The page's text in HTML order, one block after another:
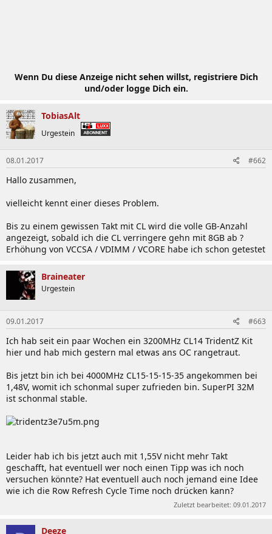
Wenn Du diese Anzeige nicht sehen willst, registriere Dich
und/oder logge Dich ein.
TobiasAlt
Urgestein
08.01.2017 #662
Hallo zusammen,
vielleicht kennt einer dieses Problem.
Bis zu einem gewissen Takt mit CL wird die volle GB-Anzahl
angezeigt, sobald ich die CL verringere gehn mit 8GB ab ?
Erhöhung von VCCSA / VDIMM / VCORE habe ich schon getestet
Braineater
Urgestein
09.01.2017 #663
Ich hab seit ein paar Wochen ein 3200MHz CL14 TridentZ Kit
hier und hab mich gestern mal etwas ans OC rangetraut.
Bis jetzt bin ich bei 4000MHz CL15-15-15-35 angekommen bei
1,48V, womit ich schonmal super zufrieden bin. SuperPI 32M
ist schonmal stable.
Leider hab ich bis jetzt auch mit 1,55V nicht mehr Takt
geschafft, hat eventuell wer noch einen Tipp was ich noch
versuchen könnte? Hat eventuell auch noch jemand eine Idee
wie ich die Row Refresh Cycle Time noch drücken kann?
Zuletzt bearbeitet: 09.01.2017
Deeze